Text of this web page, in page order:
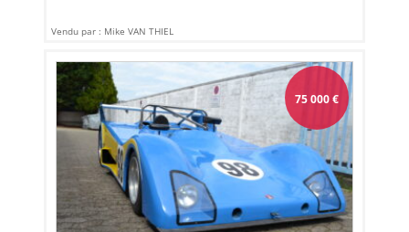
Vendu par : Mike VAN THIEL
75 000€